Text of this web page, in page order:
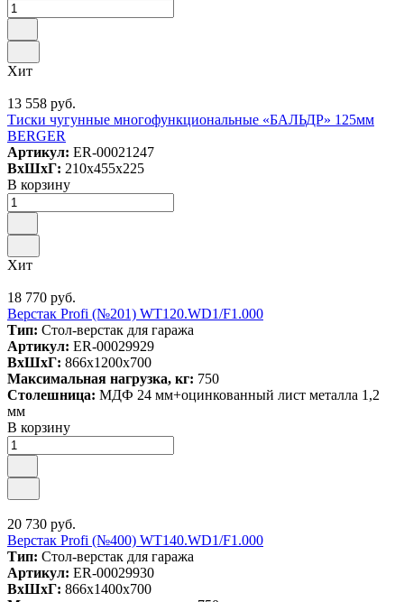
Хит
13 558 руб.
Тиски чугунные многофункциональные «БАЛЬДР» 125мм
BERGER
Артикул: ER-00021247
ВxШxГ: 210x455x225
В корзину
Хит
18 770 руб.
Верстак Profi (№201) WT120.WD1/F1.000
Тип: Стол-верстак для гаража
Артикул: ER-00029929
ВxШxГ: 866x1200x700
Максимальная нагрузка, кг: 750
Столешница: МДФ 24 мм+оцинкованный лист металла 1,2
мм
В корзину
20 730 руб.
Верстак Profi (№400) WT140.WD1/F1.000
Тип: Стол-верстак для гаража
Артикул: ER-00029930
ВxШxГ: 866x1400x700